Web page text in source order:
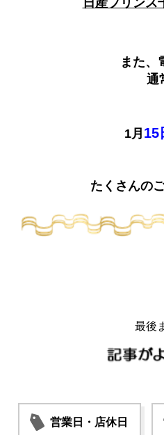
日産プリンス
また、
通
1月 15
たくさんの
最後
営業日・店休日